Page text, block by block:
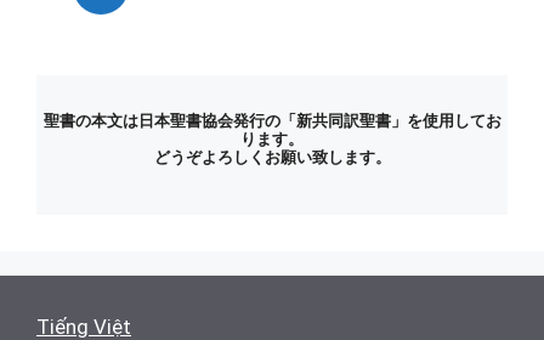
聖書の本文は日本聖書協会発行の「新共同訳聖書」を使用してお
ります。
どうぞよろしくお願い致します。
Tiếng Việt